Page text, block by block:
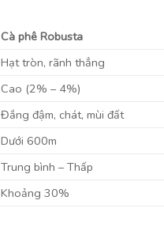
Cà phê Robusta
Hạt tròn, rãnh thẳng
Cao (2% – 4%)
Đắng đậm, chát, mùi đất
Dưới 600m
Trung bình – Thấp
Khoảng 30%